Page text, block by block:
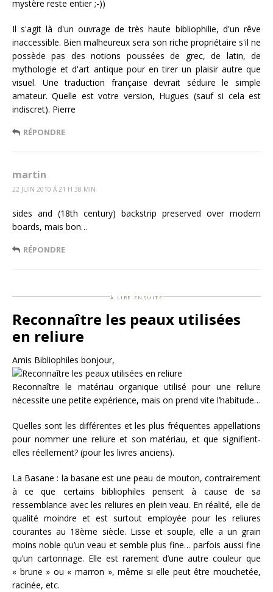
mystère reste entier ;-))
Il s'agit là d'un ouvrage de très haute bibliophilie, d'un rêve
inaccessible. Bien malheureux sera son riche propriétaire s'il ne
possède pas des notions poussées de grec, de latin, de
mythologie et d'art antique pour en tirer un plaisir autre que
visuel. Une traduction française devrait séduire le simple
amateur. Quelle est votre version, Hugues (sauf si cela est
indiscret). Pierre
RÉPONDRE
martin
22 JUIN 2010 Á 21 H 38 MIN
sides and (18th century) backstrip preserved over modern
boards, mais bon…
RÉPONDRE
à lire ensuite
Reconnaître les peaux utilisées
en reliure
Amis Bibliophiles bonjour,
Reconnaître le matériau organique utilisé pour une reliure
nécessite une petite expérience, mais on prend vite l’habitude…
Quelles sont les différentes et les plus fréquentes appellations
pour nommer une reliure et son matériau, et que signifient-
elles réellement? (pour les livres anciens).
La Basane : la basane est une peau de mouton, contrairement
à ce que certains bibliophiles pensent à cause de sa
ressemblance avec les reliures en plein veau. En réalité, elle de
qualité moindre et est surtout employée pour les reliures
courantes au 18ème siècle. Lisse et souple, elle a un grain
moins noble qu’un veau et semble plus fine… parfois aussi fine
qu’un cartonnage. Elle est rarement d’une autre couleur que
« brune » ou « marron », même si elle peut être mouchetée,
racinée, etc.